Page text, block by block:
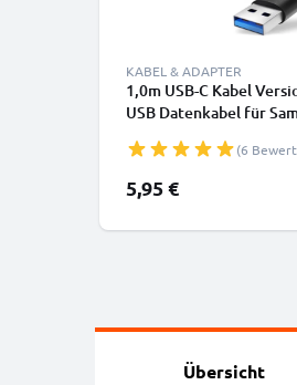
KABEL & ADAPTER
1,0m USB-C Kabel
USB Datenkabel für
Canon, Panasonic
GoPro uvm PVC schwarz
(6
5,95 €
Übersicht